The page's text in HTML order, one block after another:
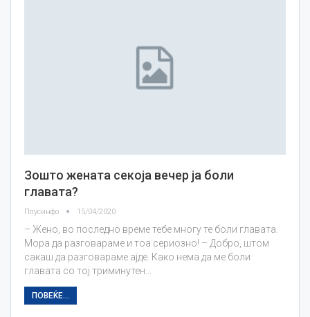
Зошто жената секоја вечер ја боли
главата?
Плусинфо 15/04/2020
– Жено, во последно време тебе многу те боли главата.
Мора да разговараме и тоа сериозно! – Добро, штом
сакаш да разговараме ајде. Како нема да ме боли
главата со тој триминутен…
ПОВЕЌЕ...